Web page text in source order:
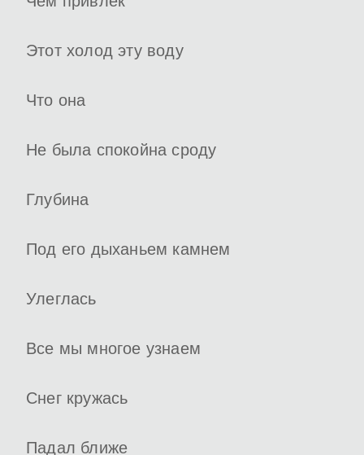
Этот холод эту воду
Что она
Не была спокойна сроду
Глубина
Под его дыханьем камнем
Улеглась
Все мы многое узнаем
Снег кружась
Падал ближе